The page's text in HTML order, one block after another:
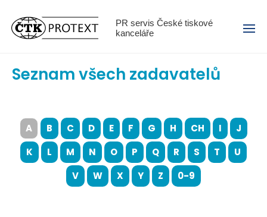
PR servis České tiskové
kanceláře
Menu
Seznam všech zadavatelů
A B C D E F G H CH I
J
K
L M N O P Q R S T
U
V
W X Y Z 0-9